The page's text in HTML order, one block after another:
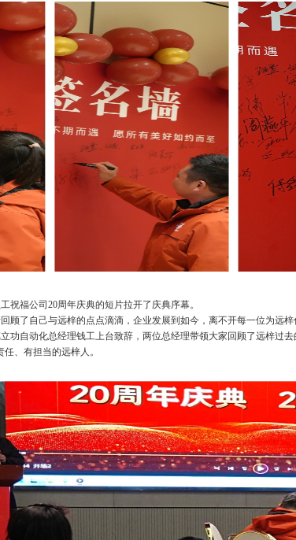
祝福公司 20周年庆典的短片拉开了庆典序幕。
顾了自己与远梓的点点滴滴，企业发展到如今，离不开每一位为远梓
功自动化总经理钱工上台致辞，两位总经理带领大家回顾了远梓过去
任、有担当的远梓人。